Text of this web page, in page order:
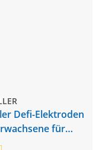
Defi-Elektroden
für
PA-1, 1 Paar,